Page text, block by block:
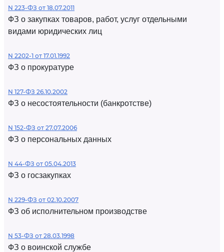
N 223-ФЗ от 18.07.2011
ФЗ о закупках товаров, работ, услуг отдельными
видами юридических лиц
N 2202-1 от 17.01.1992
ФЗ о прокуратуре
N 127-ФЗ 26.10.2002
ФЗ о несостоятельности (банкротстве)
N 152-ФЗ от 27.07.2006
ФЗ о персональных данных
N 44-ФЗ от 05.04.2013
ФЗ о госзакупках
N 229-ФЗ от 02.10.2007
ФЗ об исполнительном производстве
N 53-ФЗ от 28.03.1998
ФЗ о воинской службе